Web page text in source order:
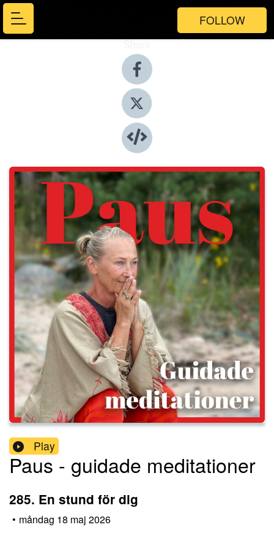
FOLLOW
Share
Play
Paus - guidade meditationer
285. En stund för dig
• måndag 18 maj 2026